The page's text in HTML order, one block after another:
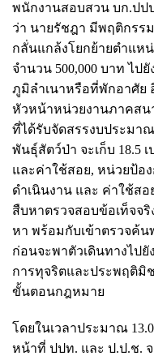
พนักงานสอบสวน บก.ปป
ว่า นายรัชฎา มีพฤติกรร
กลั่นแกล้งโยกย้ายตำแห
จำนวน 500,000 บาท ไป
ภูมิลำเนาหรือที่พักอาศัย
หัวหน้าหน่วยงานภาคสน
ที่ได้รับจัดสรรงบประมา
พันธุ์สัตว์ป่า จะเก็บ 18.5
และค่าใช้สอย, หน่วยป้อ
ดำเนินงาน และ ค่าใช้สอ
สืบหาตรวจสอบข้อเท็จจ
หา พร้อมกับเข้าตรวจค้
ก่อนจะพาตัวเดินทางไป
การทุจริตและประพฤติมิ
ขั้นตอนกฎหมาย
โดยในเวลาประมาณ
หน้าที่ ปปท. และ ป.ป.ช.